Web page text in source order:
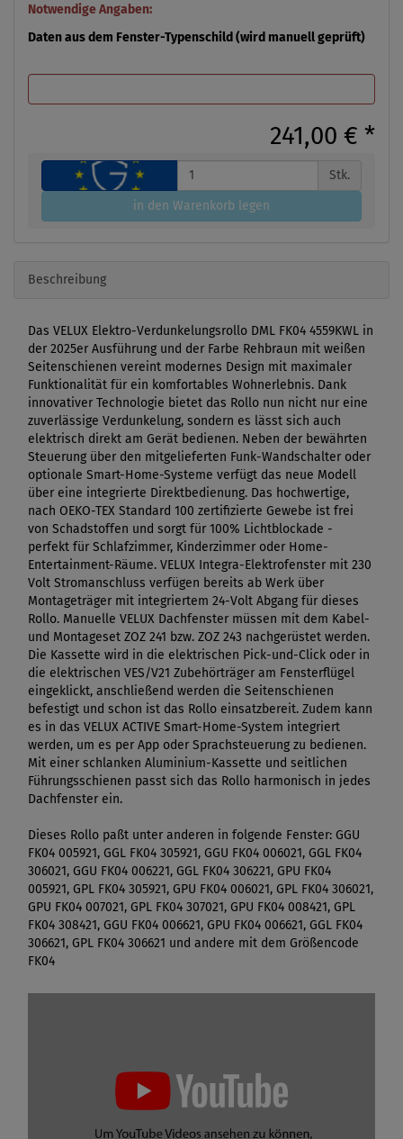
Notwendige Angaben:
Daten aus dem Fenster-Typenschild (wird manuell geprüft)
241,00 € *
Stk.
in den Warenkorb legen
Beschreibung
Das VELUX Elektro-Verdunkelungsrollo DML FK04 4559KWL in
der 2025er Ausführung und der Farbe Rehbraun mit weißen
Seitenschienen vereint modernes Design mit maximaler
Funktionalität für ein komfortables Wohnerlebnis. Dank
innovativer Technologie bietet das Rollo nun nicht nur eine
zuverlässige Verdunkelung, sondern es lässt sich auch
elektrisch direkt am Gerät bedienen. Neben der bewährten
Steuerung über den mitgelieferten Funk-Wandschalter oder
optionale Smart-Home-Systeme verfügt das neue Modell
über eine integrierte Direktbedienung. Das hochwertige,
nach OEKO-TEX Standard 100 zertifizierte Gewebe ist frei
von Schadstoffen und sorgt für 100% Lichtblockade -
perfekt für Schlafzimmer, Kinderzimmer oder Home-
Entertainment-Räume. VELUX Integra-Elektrofenster mit 230
Volt Stromanschluss verfügen bereits ab Werk über
Montageträger mit integriertem 24-Volt Abgang für dieses
Rollo. Manuelle VELUX Dachfenster müssen mit dem Kabel-
und Montageset ZOZ 241 bzw. ZOZ 243 nachgerüstet werden.
Die Kassette wird in die elektrischen Pick-und-Click oder in
die elektrischen VES/V21 Zubehörträger am Fensterflügel
eingeklickt, anschließend werden die Seitenschienen
befestigt und schon ist das Rollo einsatzbereit. Zudem kann
es in das VELUX ACTIVE Smart-Home-System integriert
werden, um es per App oder Sprachsteuerung zu bedienen.
Mit einer schlanken Aluminium-Kassette und seitlichen
Führungsschienen passt sich das Rollo harmonisch in jedes
Dachfenster ein.
Dieses Rollo paßt unter anderen in folgende Fenster: GGU
FK04 005921, GGL FK04 305921, GGU FK04 006021, GGL FK04
306021, GGU FK04 006221, GGL FK04 306221, GPU FK04
005921, GPL FK04 305921, GPU FK04 006021, GPL FK04 306021,
GPU FK04 007021, GPL FK04 307021, GPU FK04 008421, GPL
FK04 308421, GGU FK04 006621, GPU FK04 006621, GGL FK04
306621, GPL FK04 306621 und andere mit dem Größencode
FK04